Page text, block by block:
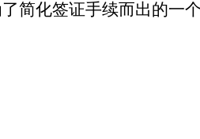
简化签证手续而出的一